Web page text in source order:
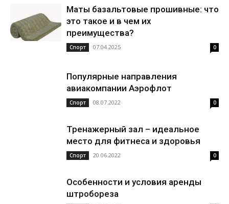
Маты базальтовые прошивные: что
это такое и в чем их
преимущества?
Спорт 07.04.2025 0
Популярные направления
авиакомпании Аэрофлот
Спорт 08.07.2022 0
Тренажерный зал – идеальное
место для фитнеса и здоровья
Спорт 20.06.2022 0
Особенности и условия аренды
штробореза